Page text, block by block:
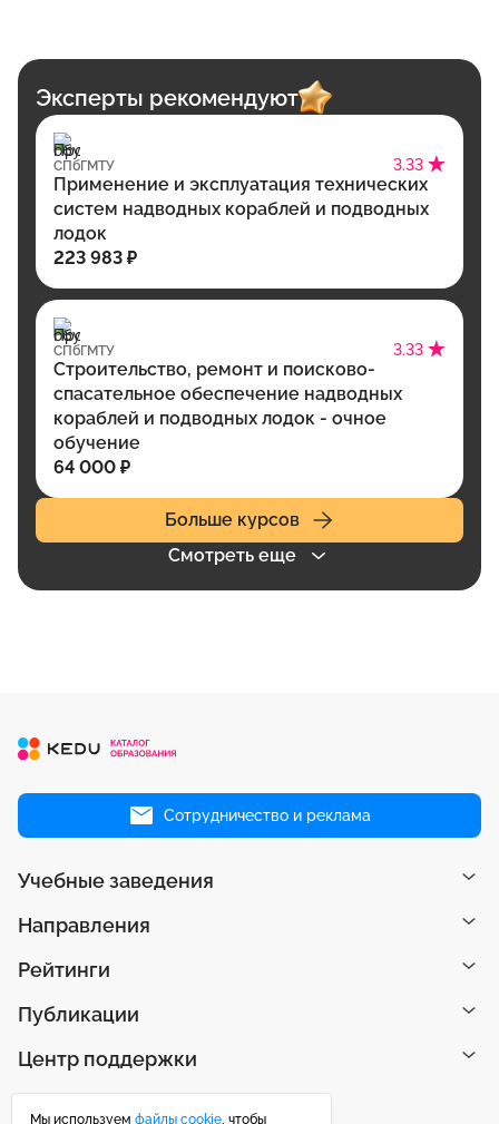
Эксперты рекомендуют
СПбГМТУ 3.33
Применение и эксплуатация технических
систем надводных кораблей и подводных
лодок
223 983 ₽
СПбГМТУ 3.33
Строительство, ремонт и поисково-
спасательное обеспечение надводных
кораблей и подводных лодок - очное
обучение
64 000 ₽
Больше курсов
Смотреть еще
Сотрудничество и реклама
Учебные заведения
Направления
Рейтинги
Публикации
Центр поддержки
Мы используем файлы cookie, чтобы